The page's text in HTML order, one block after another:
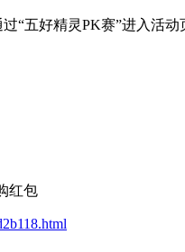
“五好精灵PK赛”进入活
红包